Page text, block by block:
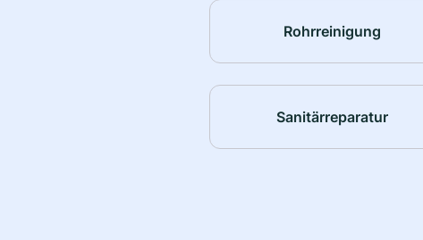
Rohrreinigung
Sanitärreparatur